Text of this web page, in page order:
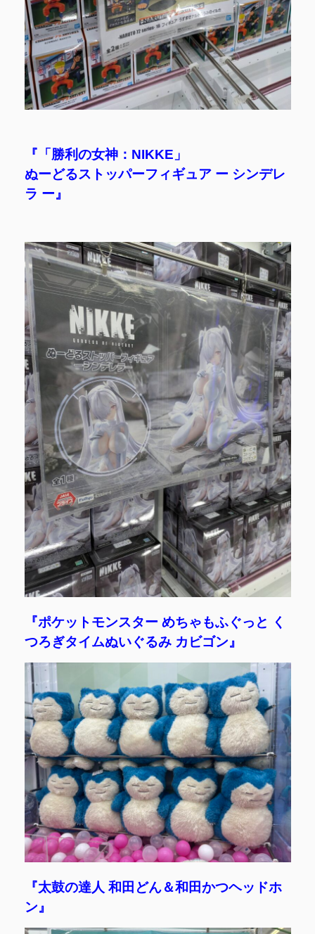
『「勝利の女神：NIKKE」
ぬーどるストッパーフィギュア ー シンデレ
ラ ー』
『ポケットモンスター めちゃもふぐっと く
つろぎタイムぬいぐるみ カビゴン』
『太鼓の達人 和田どん＆和田かつヘッドホ
ン』